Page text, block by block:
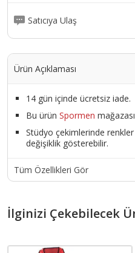
Satıcıya Ulaş
Ürün Açıklaması
14 gün içinde ücretsiz iade.
Bu ürün Spormen
Stüdyo çekimlerinde renkler
değişiklik gösterebilir.
Tüm Özellikleri Gör
İlginizi Çekebilecek